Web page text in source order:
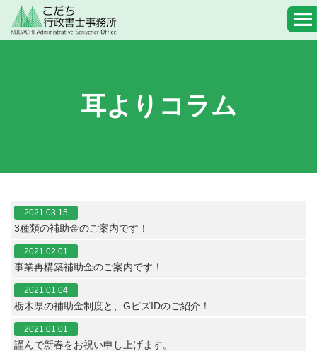
耳よりコラム
2021.03.15
3種類の補助金のご案内です！
2021.02.01
事業再構築補助金のご案内です！
2021.01.04
栃木県の補助金制度と、GビズIDのご紹介！
2021.01.01
謹んで新春をお祝い申し上げます。